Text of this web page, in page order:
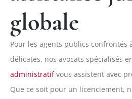
globale
Pour les agents publics confrontés
délicates, nos avocats spécialisés
administratifvous assistent avec
Que ce soit pour un licenciement,